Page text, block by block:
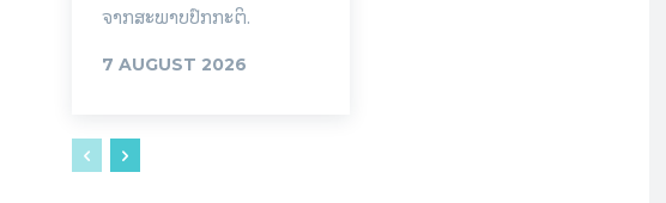
ຈາກສະພາບປົກກະຕິ.
7 AUGUST 2026